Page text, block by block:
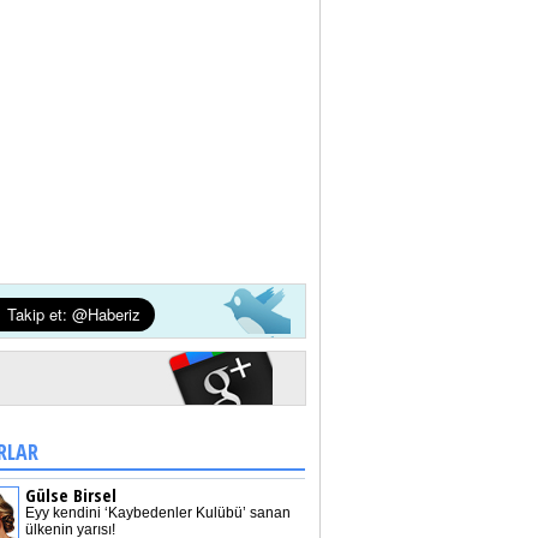
Gülse Birsel
Eyy kendini ‘Kaybedenler Kulübü’ sanan
ülkenin yarısı!